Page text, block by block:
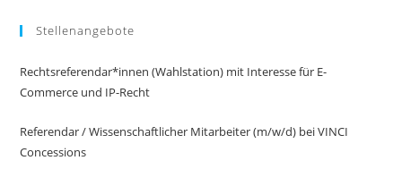
Stellenangebote
Rechtsreferendar*innen (Wahlstation) mit Interesse für E-
Commerce und IP-Recht
Referendar / Wissenschaftlicher Mitarbeiter (m/w/d) bei VINCI
Concessions